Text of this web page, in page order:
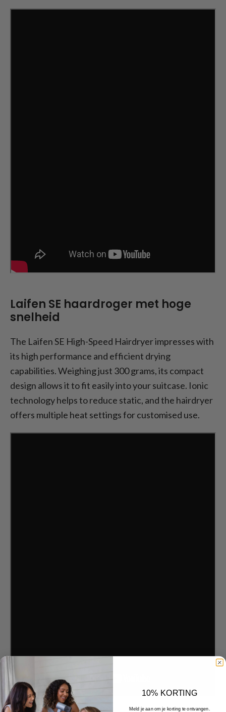
Laifen SE haardroger met hoge
snelheid
The Laifen SE High-Speed Hairdryer impresses with
its high performance and efficient drying
capabilities. Weighing just 300 grams, its compact
design allows it to fit easily into your suitcase. Ionic
technology helps to reduce static, and the hairdryer
offers multiple heat settings for customised use.
10% KORTING
Meld je aan om je korting te ontvangen.